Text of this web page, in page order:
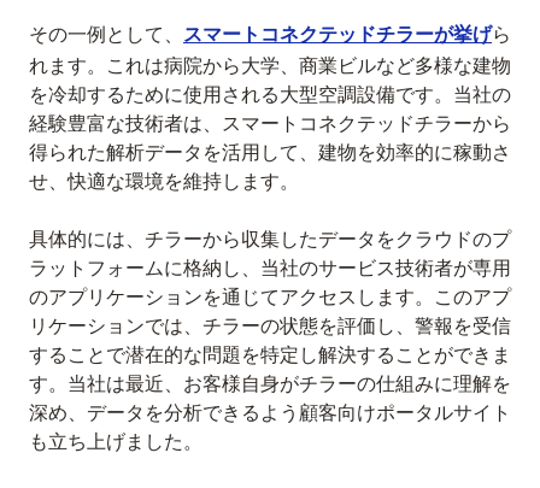
その一例として、 スマートコネクテッドチラーが挙げら
れます。これは病院から大学、商業ビルなど多様な建物
を冷却するために使用される大型空調設備です。当社の
経験豊富な技術者は、スマートコネクテッドチラーから
得られた解析データを活用して、建物を効率的に稼動さ
せ、快適な環境を維持します。
具体的には、チラーから収集したデータをクラウドのプ
ラットフォームに格納し、当社のサービス技術者が専用
のアプリケーションを通じてアクセスします。このアプ
リケーションでは、チラーの状態を評価し、警報を受信
することで潜在的な問題を特定し解決することができま
す。当社は最近、お客様自身がチラーの仕組みに理解を
深め、データを分析できるよう顧客向けポータルサイト
も立ち上げました。